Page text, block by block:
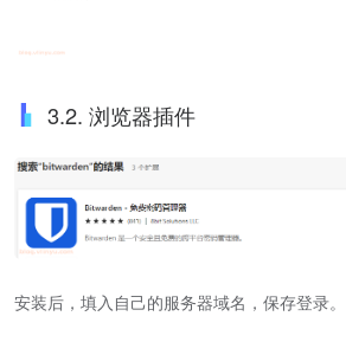
3.2. 浏览器插件
安装后，填入自己的服务器域名，保存登录。